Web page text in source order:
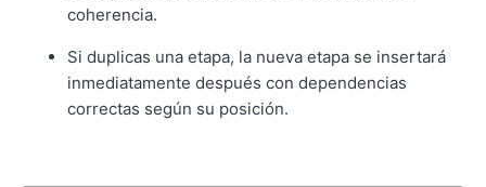
coherencia.
Si duplicas una etapa, la nueva etapa se insertará
inmediatamente después con dependencias
correctas según su posición.